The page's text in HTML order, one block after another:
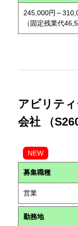
245,000円～
（固定残業代
アビリテ
会社 （
NEW
募集職種
営業
勤務地